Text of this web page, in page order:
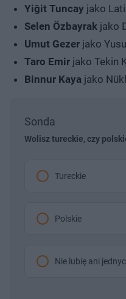
Yiğit Tuncay jako
Selen Özbayrak jako
Umut Gezer jako
Taro Emir jako Tekin
Binnur Kaya jako
Sonda
Wolisz tureckie, czy
Tureckie
Polskie
Nie lubię ani